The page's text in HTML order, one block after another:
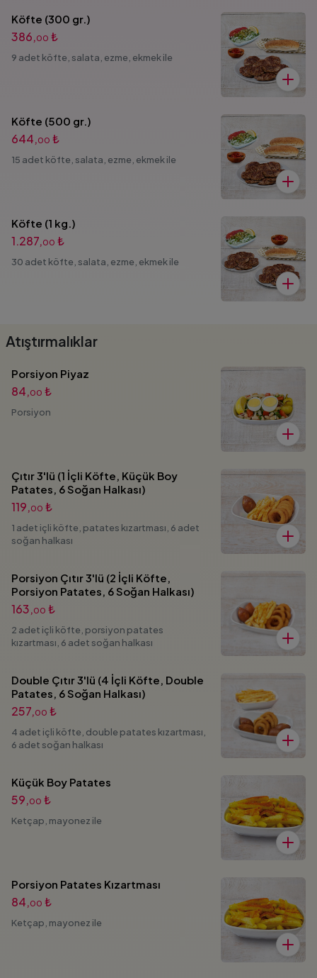
Köfte (300 gr.)
386,00 ₺
9 adet köfte, salata, ezme, ekmek ile
Köfte (500 gr.)
644,00 ₺
15 adet köfte, salata, ezme, ekmek ile
Köfte (1 kg.)
1.287,00 ₺
30 adet köfte, salata, ezme, ekmek ile
Atıştırmalıklar
Porsiyon Piyaz
84,00 ₺
Porsiyon
Çıtır 3'lü (1 İçli Köfte, Küçük Boy
Patates, 6 Soğan Halkası)
119,00 ₺
1 adet içli köfte, patates kızartması, 6 adet
soğan halkası
Porsiyon Çıtır 3'lü (2 İçli Köfte,
Porsiyon Patates, 6 Soğan Halkası)
163,00 ₺
2 adet içli köfte, porsiyon patates
kızartması, 6 adet soğan halkası
Double Çıtır 3'lü (4 İçli Köfte, Double
Patates, 6 Soğan Halkası)
257,00 ₺
4 adet içli köfte, double patates kızartması,
6 adet soğan halkası
Küçük Boy Patates
59,00 ₺
Ketçap, mayonez ile
Porsiyon Patates Kızartması
84,00 ₺
Ketçap, mayonez ile